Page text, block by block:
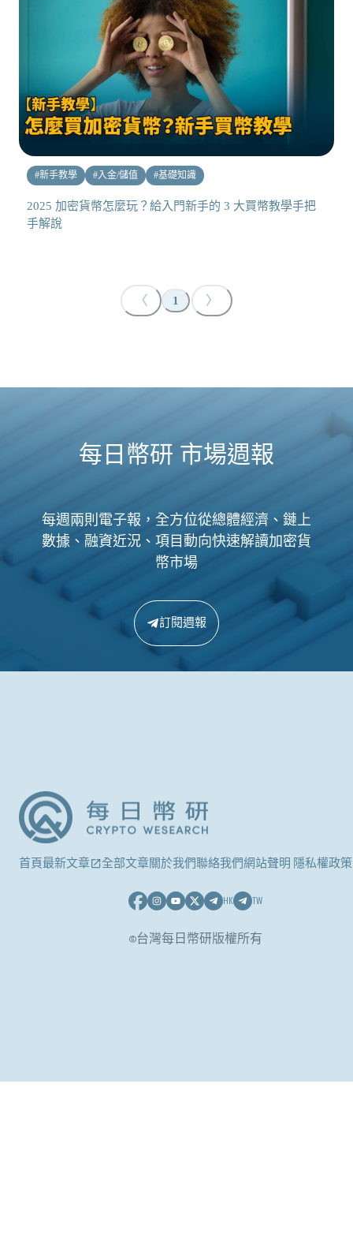
#新手教學 #入金/儲值 #基礎知識
2025 加密貨幣怎麼玩？給入門新手的 3 大買幣教學手把
手解說
〈 1 〉
每日幣研 市場週報
每週兩則電子報，全方位從總體經濟、鏈上
數據、融資近況、項目動向快速解讀加密貨
幣市場
訂閱週報
首頁最新文章 全部文章關於我們聯絡我們網站聲明 隱私權政策
HK TW
©台灣每日幣研版權所有